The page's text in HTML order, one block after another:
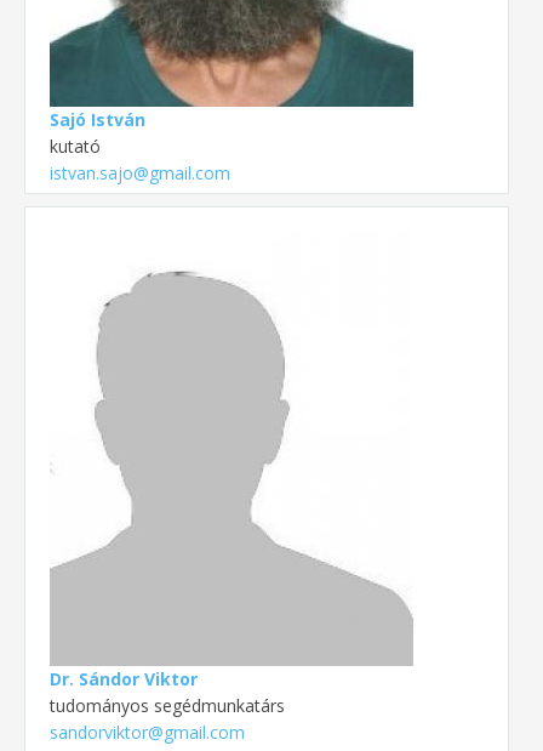
Sajó István
kutató
istvan.sajo@gmail.com
Dr. Sándor Viktor
tudományos segédmunkatárs
sandorviktor@gmail.com